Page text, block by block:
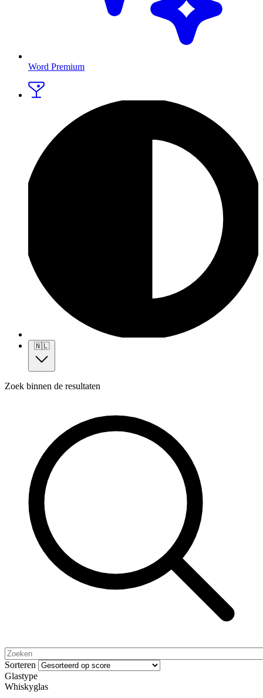
Word Premium
🇳🇱
Zoek binnen de resultaten
Sorteren
Glastype
Whiskyglas